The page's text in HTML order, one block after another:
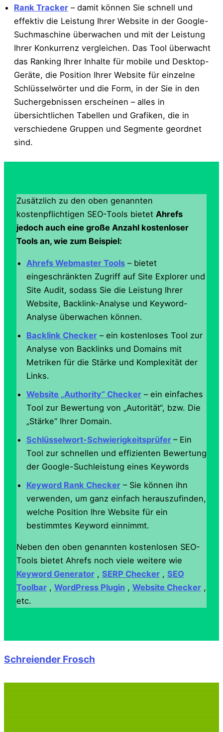
Rank Tracker – damit können Sie schnell und
effektiv die Leistung Ihrer Website in der Google-
Suchmaschine überwachen und mit der Leistung
Ihrer Konkurrenz vergleichen. Das Tool überwacht
das Ranking Ihrer Inhalte für mobile und Desktop-
Geräte, die Position Ihrer Website für einzelne
Schlüsselwörter und die Form, in der Sie in den
Suchergebnissen erscheinen – alles in
übersichtlichen Tabellen und Grafiken, die in
verschiedene Gruppen und Segmente geordnet
sind.
Zusätzlich zu den oben genannten
kostenpflichtigen SEO-Tools bietet Ahrefs
jedoch auch eine große Anzahl kostenloser
Tools an, wie zum Beispiel:
Ahrefs Webmaster Tools– bietet
eingeschränkten Zugriff auf Site Explorer und
Site Audit, sodass Sie die Leistung Ihrer
Website, Backlink-Analyse und Keyword-
Analyse überwachen können.
Backlink Checker– ein kostenloses Tool zur
Analyse von Backlinks und Domains mit
Metriken für die Stärke und Komplexität der
Links.
Website „Authority“ Checker– ein einfaches
Tool zur Bewertung von „Autorität“, bzw. Die
„Stärke“ Ihrer Domain.
Schlüsselwort-Schwierigkeitsprüfer – Ein
Tool zur schnellen und effizienten Bewertung
der Google-Suchleistung eines Keywords
Keyword Rank Checker– Sie können ihn
verwenden, um ganz einfach herauszufinden,
welche Position Ihre Website für ein
bestimmtes Keyword einnimmt.
Neben den oben genannten kostenlosen SEO-
Tools bietet Ahrefs noch viele weitere wie
Keyword Generator, SERP Checker, SEO
Toolbar, WordPress Plugin, Website Checker,
etc.
Schreiender Frosch